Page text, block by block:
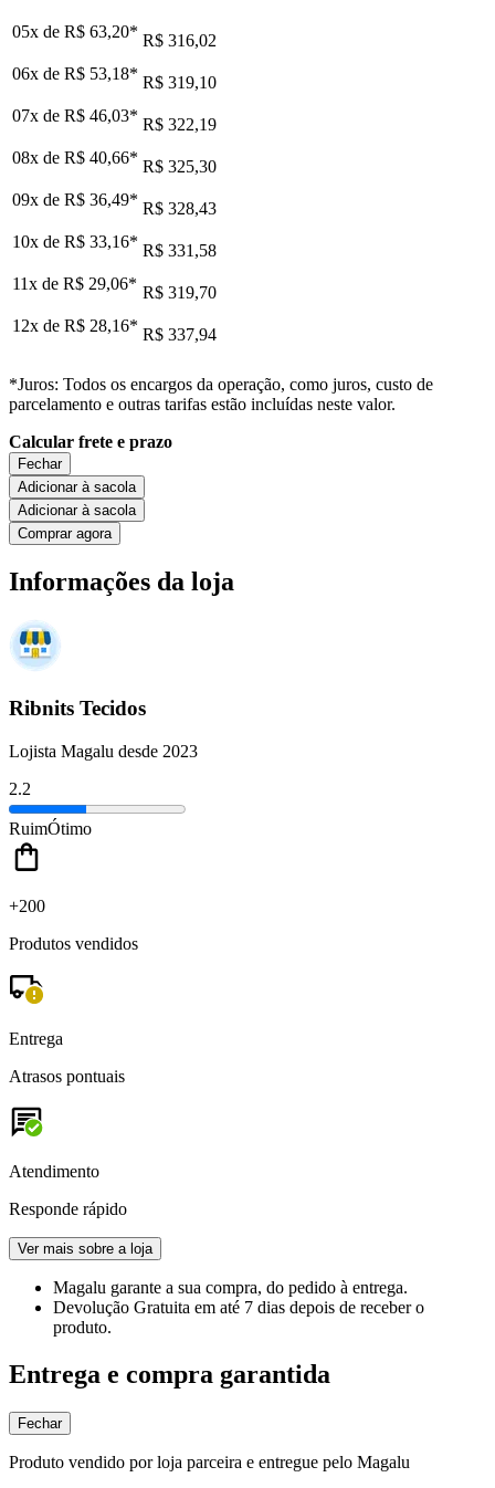
05x de R$ 63,20* R$ 316,02
06x de R$ 53,18* R$ 319,10
07x de R$ 46,03* R$ 322,19
08x de R$ 40,66* R$ 325,30
09x de R$ 36,49* R$ 328,43
10x de R$ 33,16* R$ 331,58
11x de R$ 29,06* R$ 319,70
12x de R$ 28,16* R$ 337,94
*Juros: Todos os encargos da operação, como juros, custo de
parcelamento e outras tarifas estão incluídas neste valor.
Calcular frete e prazo
Fechar
Adicionar à sacola
Adicionar à sacola
Comprar agora
Informações da loja
Ribnits Tecidos
Lojista Magalu desde 2023
2.2
RuimÓtimo
+200
Produtos vendidos
Entrega
Atrasos pontuais
Atendimento
Responde rápido
Ver mais sobre a loja
Magalu garante a sua compra, do pedido à entrega.
Devolução Gratuita em até 7 dias depois de receber o
produto.
Entrega e compra garantida
Fechar
Produto vendido por loja parceira e entregue pelo Magalu